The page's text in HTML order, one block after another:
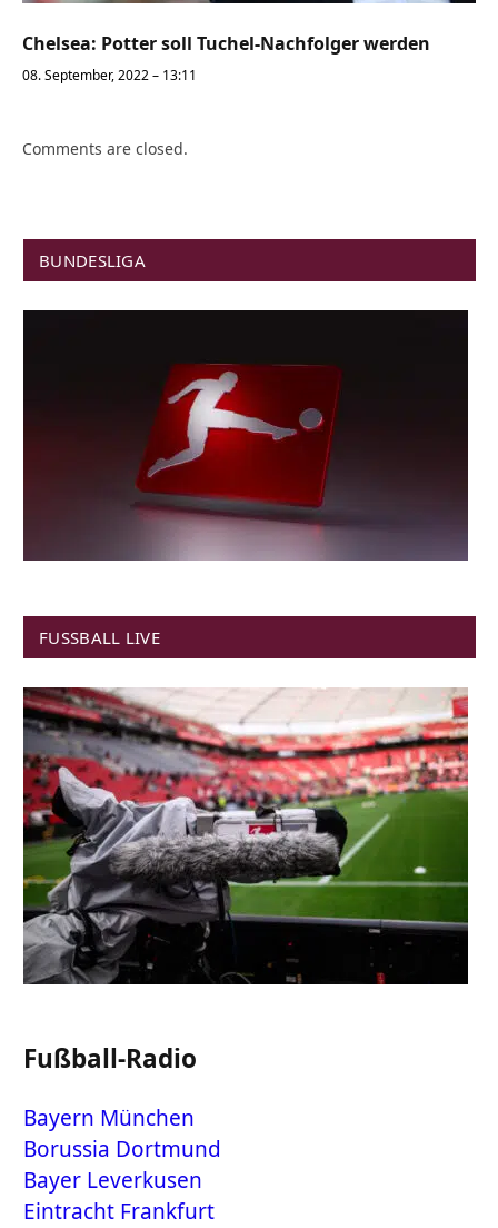
Chelsea: Potter soll Tuchel-Nachfolger werden
08. September, 2022 – 13:11
Comments are closed.
BUNDESLIGA
FUSSBALL LIVE
Fußball-Radio
Bayern München
Borussia Dortmund
Bayer Leverkusen
Eintracht Frankfurt